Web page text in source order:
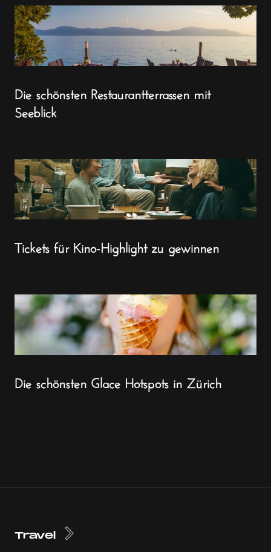
Die schönsten Restaurantterrassen mit
Seeblick
Tickets für Kino-Highlight zu gewinnen
Die schönsten Glace Hotspots in Zürich
Travel